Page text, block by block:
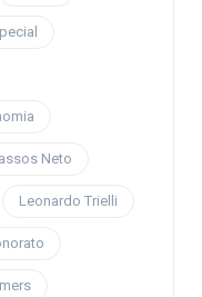
Neto
Leonardo Trielli